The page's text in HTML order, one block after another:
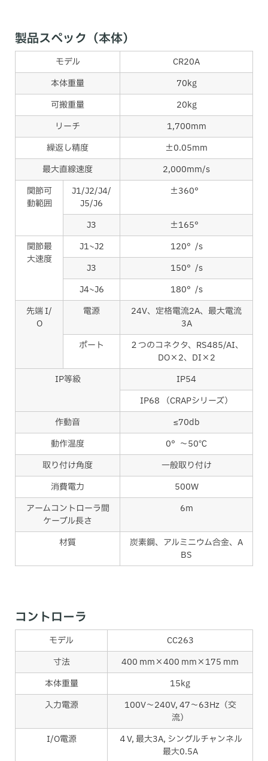
製品スペック（本体）
モデル
CR20A
本体重量
70kg
可搬重量
20kg
リーチ
1,700mm
繰返し精度
±0.05mm
最大直線速度
2,000mm/s
関節可
動範囲
J1/J2/J4/
J5/J6
±360°
J3
±165°
関節最
大速度
J1~J2
120°/s
J3
150°/s
J4~J6
180°/s
先端 I/
O
電源
24V、定格電流2A、最大電流
3A
ポート
２つのコネクタ、RS485/AI、
DO×2、DI×2
IP等級
IP54
IP68 （CRAPシリーズ）
作動音
≤70db
動作温度
0°～50℃
取り付け角度
一般取り付け
消費電力
500W
アームコントローラ間
ケーブル長さ
6m
材質
炭素鋼、アルミニウム合金、A
BS
コントローラ
モデル
CC263
寸法
400 mm×400 mm×175 mm
本体重量
15kg
入力電源
100V～240V, 47～63Hz（交
流）
I/O電源
４V, 最大3A, シングルチャンネル
最大0.5A